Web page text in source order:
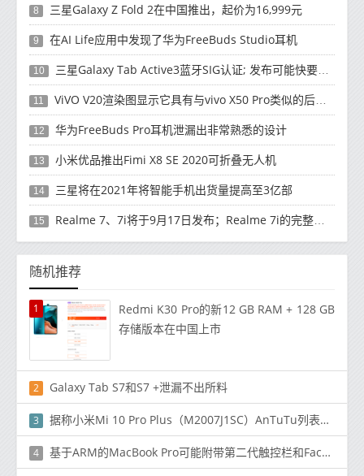
8 三星Galaxy Z Fold 2在中国推出，起价为16,999元
9 在AI Life应用中发现了华为FreeBuds Studio耳机
10 三星Galaxy Tab Active3蓝牙SIG认证; 发布可能快要结束了
11 ViVO V20渲染图显示它具有与vivo X50 Pro类似的后部设计
12 华为FreeBuds Pro耳机泄漏出非常熟悉的设计
13 小米优品推出Fimi X8 SE 2020可折叠无人机
14 三星将在2021年将智能手机出货量提高至3亿部
15 Realme 7、7i将于9月17日发布；Realme 7i的完整规格并导致泄漏
随机推荐
1
Redmi K30 Pro的新12 GB RAM + 128 GB
存储版本在中国上市
2 Galaxy Tab S7和S7 +泄漏不出所料
3 据称小米Mi 10 Pro Plus（M2007J1SC）AnTuTu列表和关键细节出现
4 基于ARM的MacBook Pro可能附带第二代触控栏和Face ID功能